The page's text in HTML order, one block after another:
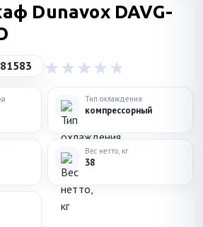
Dunavox DAVG-
Тип охлаждения
компрессорный
Вес нетто, кг
38